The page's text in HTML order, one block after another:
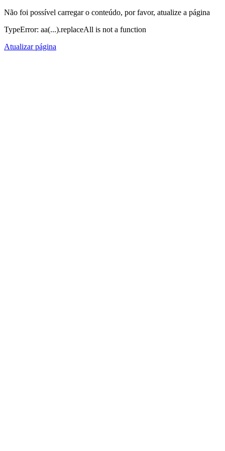
Não foi possível carregar o conteúdo, por favor, atualize a página
TypeError: aa(...).replaceAll is not a function
Atualizar página